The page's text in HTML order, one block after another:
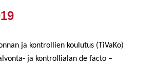
ja kontrollien koulutus (TiVaKo)
ja kontrollialan de facto –